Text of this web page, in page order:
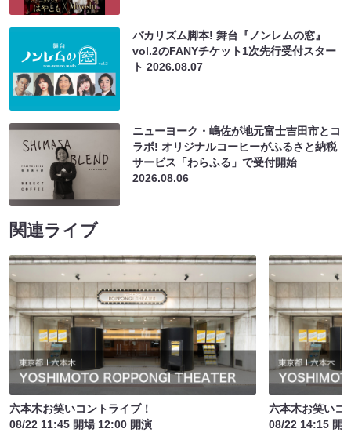
バカリズム脚本! 舞台『ノンレムの窓』
vol.2のFANYチケット1次先行受付スター
ト2026.08.07
ニューヨーク・嶋佐が地元富士吉田市とコ
ラボ! オリジナルコーヒーがふるさと納税
サービス「わらふる」で受付開始
2026.08.06
関連ライブ
六本木お笑いコントライブ！
08/22 11:45 開場 12:00 開演
六本木お笑いコ
08/22 14:15 開